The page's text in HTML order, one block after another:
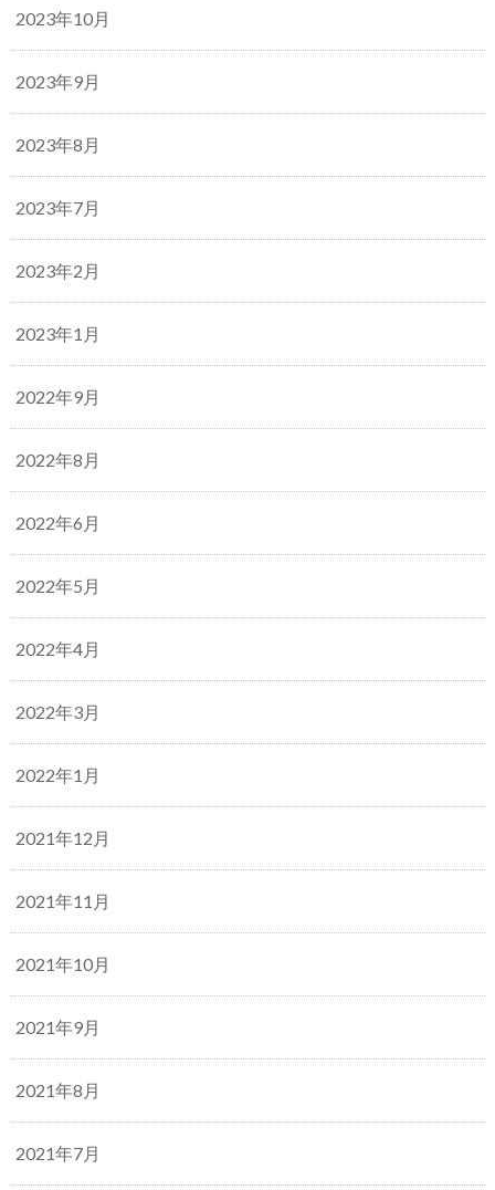
2023年10月
2023年9月
2023年8月
2023年7月
2023年2月
2023年1月
2022年9月
2022年8月
2022年6月
2022年5月
2022年4月
2022年3月
2022年1月
2021年12月
2021年11月
2021年10月
2021年9月
2021年8月
2021年7月